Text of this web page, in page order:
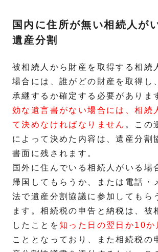
国内に住所が無い相続人が
遺産分割
被相続人から財産を取得する相続
場合には、誰がどの財産を取得し
承継するか確定する必要がありま
効な遺言書がない場合には、相続
て決めなければなりません 。この
によって決めた内容は、遺産分割
書面に残されます。
国外に住んでいる相続人がいる場
帰国してもらうか、または電話・
法で遺産分割協議に参加してもら
ます。相続税の申告と納税は、被
したことを知った日の翌日か10か
こととなっており、また相続税の